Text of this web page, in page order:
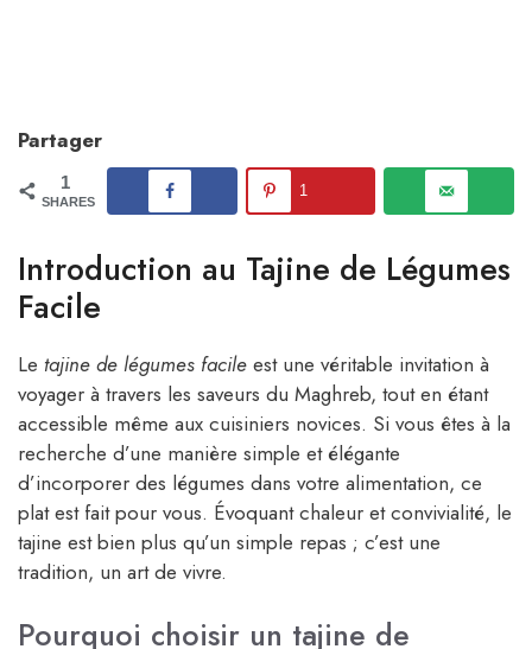
Partager
1
SHARES
1
Introduction au Tajine de Légumes
Facile
Le tajine de légumes facile est une véritable invitation à
voyager à travers les saveurs du Maghreb, tout en étant
accessible même aux cuisiniers novices. Si vous êtes à la
recherche d’une manière simple et élégante
d’incorporer des légumes dans votre alimentation, ce
plat est fait pour vous. Évoquant chaleur et convivialité, le
tajine est bien plus qu’un simple repas ; c’est une
tradition, un art de vivre.
Pourquoi choisir un tajine de